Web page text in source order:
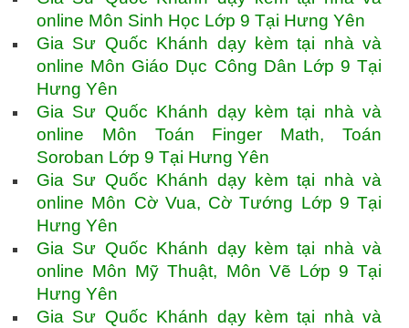
online Môn Sinh Học Lớp 9 Tại Hưng Yên
Gia Sư Quốc Khánh dạy kèm tại nhà và
online Môn Giáo Dục Công Dân Lớp 9 Tại
Hưng Yên
Gia Sư Quốc Khánh dạy kèm tại nhà và
online Môn Toán Finger Math, Toán
Soroban Lớp 9 Tại Hưng Yên
Gia Sư Quốc Khánh dạy kèm tại nhà và
online Môn Cờ Vua, Cờ Tướng Lớp 9 Tại
Hưng Yên
Gia Sư Quốc Khánh dạy kèm tại nhà và
online Môn Mỹ Thuật, Môn Vẽ Lớp 9 Tại
Hưng Yên
Gia Sư Quốc Khánh dạy kèm tại nhà và